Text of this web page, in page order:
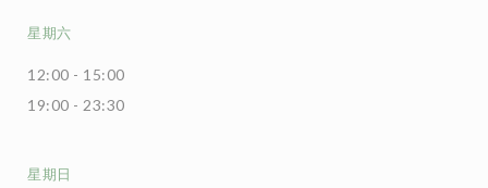
星期六
12:00 - 15:00
19:00 - 23:30
星期日